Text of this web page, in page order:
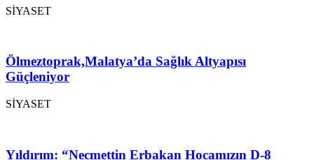
SİYASET
Ölmeztoprak,Malatya’da Sağlık Altyapısı
Güçleniyor
SİYASET
Yıldırım: “Necmettin Erbakan Hocamızın D-8